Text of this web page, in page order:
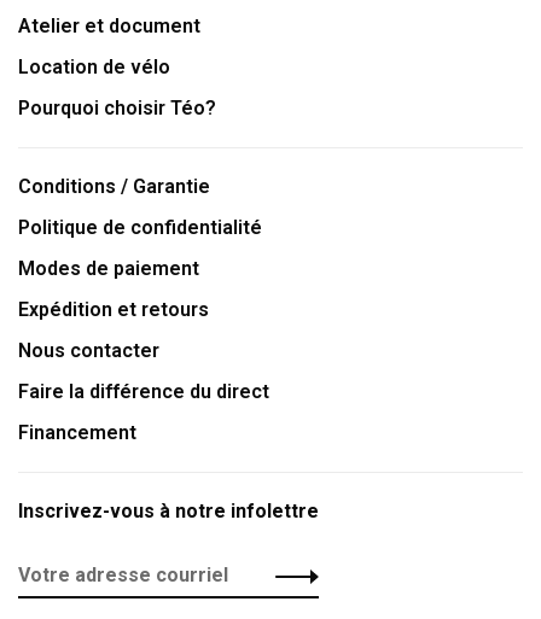
Atelier et document
Location de vélo
Pourquoi choisir Téo?
Conditions / Garantie
Politique de confidentialité
Modes de paiement
Expédition et retours
Nous contacter
Faire la différence du direct
Financement
Inscrivez-vous à notre infolettre